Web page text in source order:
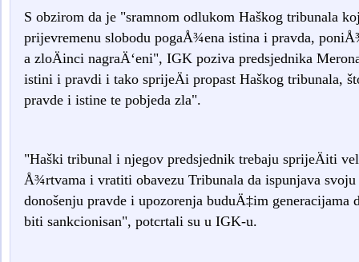
S obzirom da je "sramnom odlukom Haškog tribunala
prijevremenu slobodu pogaÅ¾ena istina i pravda,
a zloÄinci nagraÄ‘eni", IGK poziva predsjednika
istini i pravdi i tako sprijeÄi propast Haškog tribunala,
pravde i istine te pobjeda zla".
"Haški tribunal i njegov predsjednik trebaju sprijeÄiti
Å¾rtvama i vratiti obavezu Tribunala da ispunjava
donošenju pravde i upozorenja buduÄ‡im generacijama
biti sankcionisan", potcrtali su u IGK-u.